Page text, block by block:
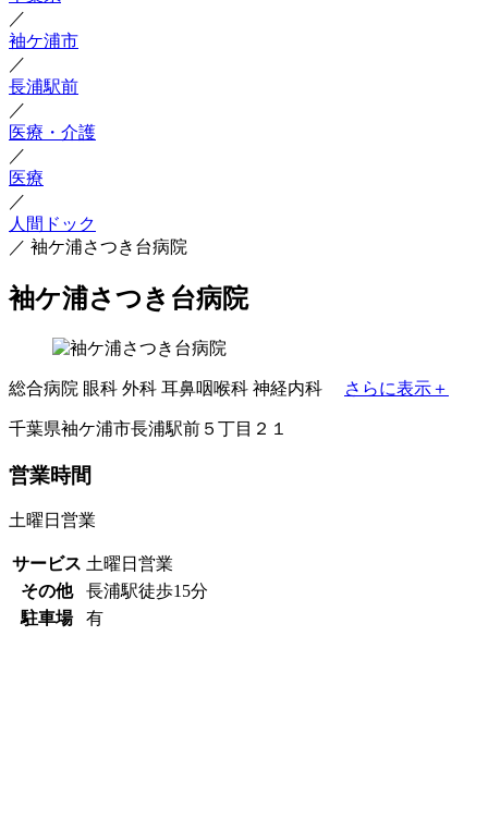
／
袖ケ浦市
／
長浦駅前
／
医療・介護
／
医療
／
人間ドック
／ 袖ケ浦さつき台病院
袖ケ浦さつき台病院
総合病院 眼科 外科 耳鼻咽喉科 神経内科 さらに表示＋
千葉県袖ケ浦市長浦駅前５丁目２１
営業時間
土曜日営業
サービス 土曜日営業
その他
長浦駅徒歩15分
駐車場
有